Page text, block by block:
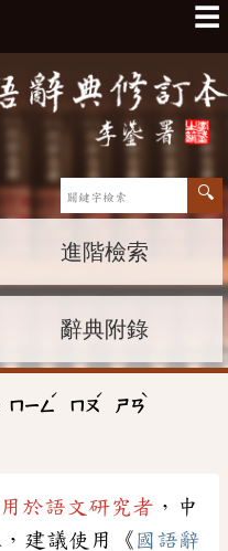
☰
進階檢索
辭典附錄
ㄇㄧㄥ
ˊ
ㄇㄡ
ˊ
ㄕㄢ
ˋ
於語文研究者 ，中
建議使用《 國語辭